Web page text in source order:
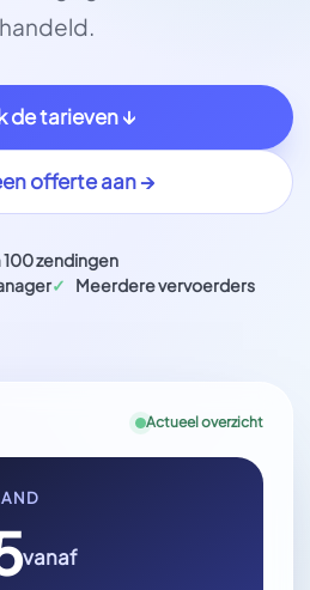
de tarieven ↓
offerte aan →
zendingen
Meerdere vervoerders
Actueel overzicht
vanaf